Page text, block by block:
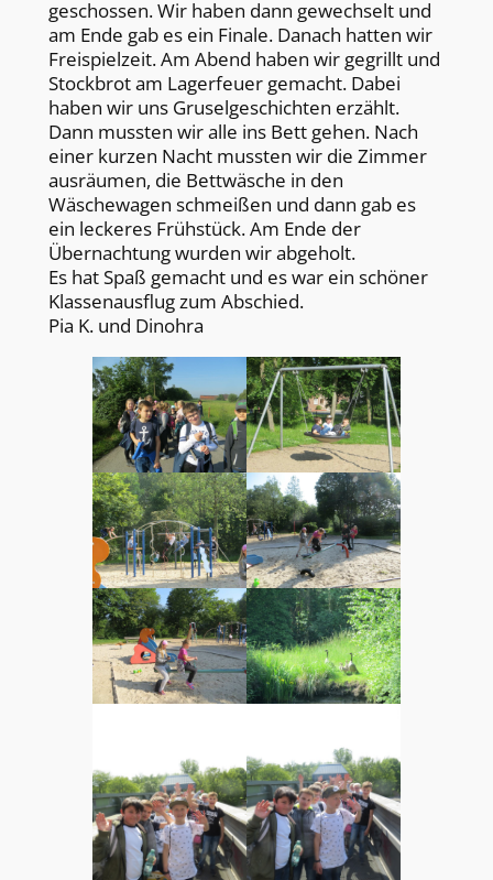
geschossen. Wir haben dann gewechselt und
am Ende gab es ein Finale. Danach hatten wir
Freispielzeit. Am Abend haben wir gegrillt und
Stockbrot am Lagerfeuer gemacht. Dabei
haben wir uns Gruselgeschichten erzählt.
Dann mussten wir alle ins Bett gehen. Nach
einer kurzen Nacht mussten wir die Zimmer
ausräumen, die Bettwäsche in den
Wäschewagen schmeißen und dann gab es
ein leckeres Frühstück. Am Ende der
Übernachtung wurden wir abgeholt.
Es hat Spaß gemacht und es war ein schöner
Klassenausflug zum Abschied.
Pia K. und Dinohra